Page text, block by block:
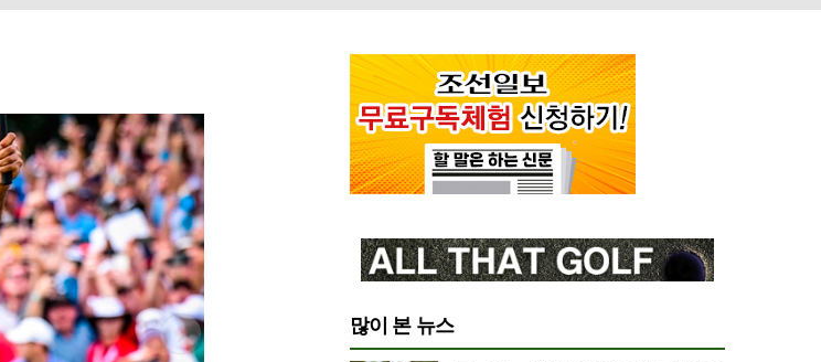
많이 본 뉴스